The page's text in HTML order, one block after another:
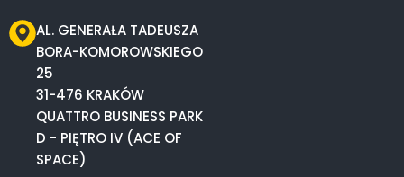
AL. GENERAŁA TADEUSZA
BORA-KOMOROWSKIEGO
25
31-476 KRAKÓW
QUATTRO BUSINESS PARK
D - PIĘTRO IV (ACE OF
SPACE)